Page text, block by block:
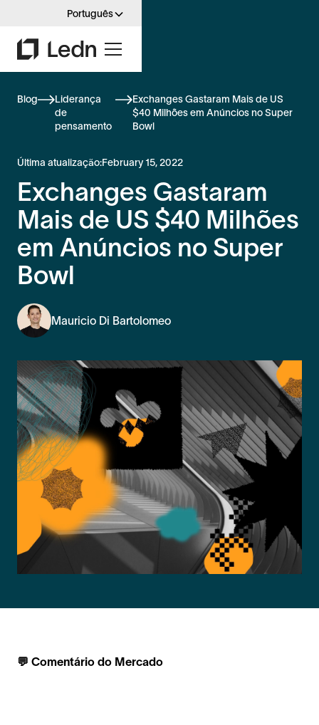
Português
Blog
Liderança
de
pensamento
Exchanges Gastaram Mais de US
$40 Milhões em Anúncios no Super
Bowl
Última atualização:February 15, 2022
Exchanges Gastaram
Mais de US $40 Milhões
em Anúncios no Super
Bowl
Mauricio Di Bartolomeo
💬 Comentário do Mercado